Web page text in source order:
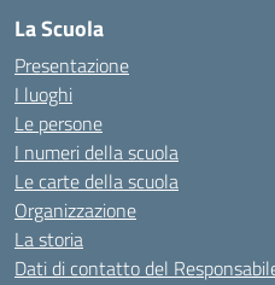
La Scuola
Presentazione
I luoghi
Le persone
I numeri della scuola
Le carte della scuola
Organizzazione
La storia
Dati di contatto del